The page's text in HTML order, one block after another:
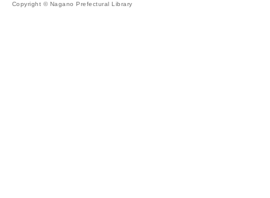
Copyright © Nagano Prefectural Library